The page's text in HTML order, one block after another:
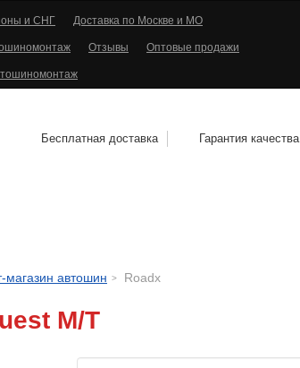
и СНГ Доставка по Москве и МО
Отзывы Оптовые продажи
Бесплатная доставка Гарантия качества
магазин автошин Roadx
M/T